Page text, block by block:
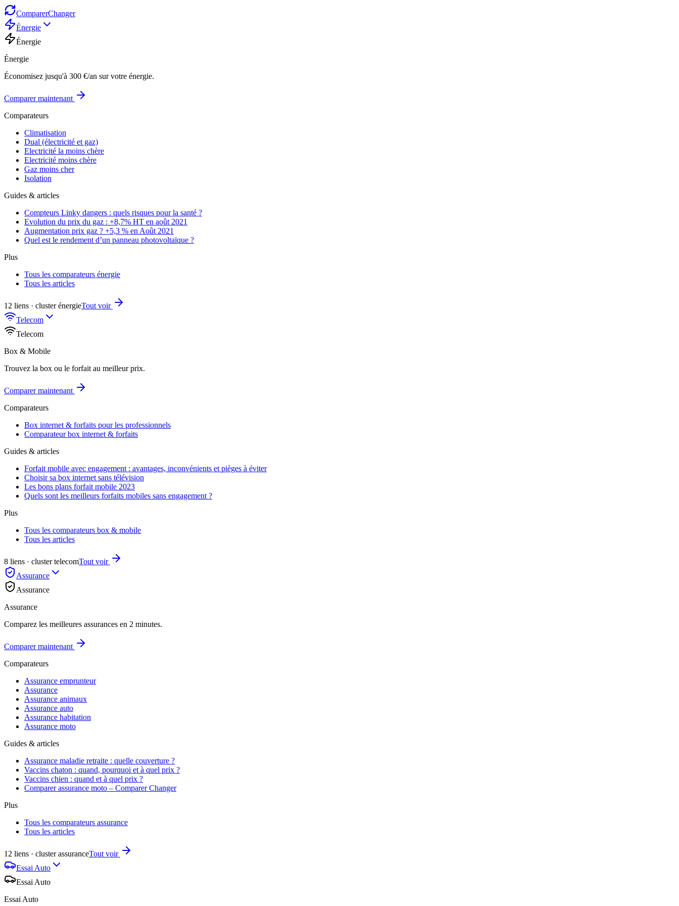
ComparerChanger
Énergie
Énergie
Énergie
Économisez jusqu'à 300 €/an sur votre énergie.
Comparer maintenant
Comparateurs
Climatisation
Dual (électricité et gaz)
Electricité la moins chère
Electricité moins chère
Gaz moins cher
Isolation
Guides & articles
Compteurs Linky dangers : quels risques pour la santé ?
Evolution du prix du gaz : +8,7% HT en août 2021
Augmentation prix gaz ? +5,3 % en Août 2021
Quel est le rendement d’un panneau photovoltaïque ?
Plus
Tous les comparateurs énergie
Tous les articles
12 liens · cluster énergieTout voir
Telecom
Telecom
Box & Mobile
Trouvez la box ou le forfait au meilleur prix.
Comparer maintenant
Comparateurs
Box internet & forfaits pour les professionnels
Comparateur box internet & forfaits
Guides & articles
Forfait mobile avec engagement : avantages, inconvénients et pièges à éviter
Choisir sa box internet sans télévision
Les bons plans forfait mobile 2023
Quels sont les meilleurs forfaits mobiles sans engagement ?
Plus
Tous les comparateurs box & mobile
Tous les articles
8 liens · cluster telecomTout voir
Assurance
Assurance
Assurance
Comparez les meilleures assurances en 2 minutes.
Comparer maintenant
Comparateurs
Assurance emprunteur
Assurance
Assurance animaux
Assurance auto
Assurance habitation
Assurance moto
Guides & articles
Assurance maladie retraite : quelle couverture ?
Vaccins chaton : quand, pourquoi et à quel prix ?
Vaccins chien : quand et à quel prix ?
Comparer assurance moto – Comparer Changer
Plus
Tous les comparateurs assurance
Tous les articles
12 liens · cluster assuranceTout voir
Essai Auto
Essai Auto
Essai Auto